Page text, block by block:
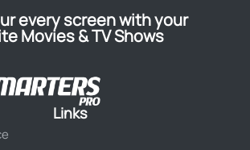
every screen with your
Movies & TV Shows
Links